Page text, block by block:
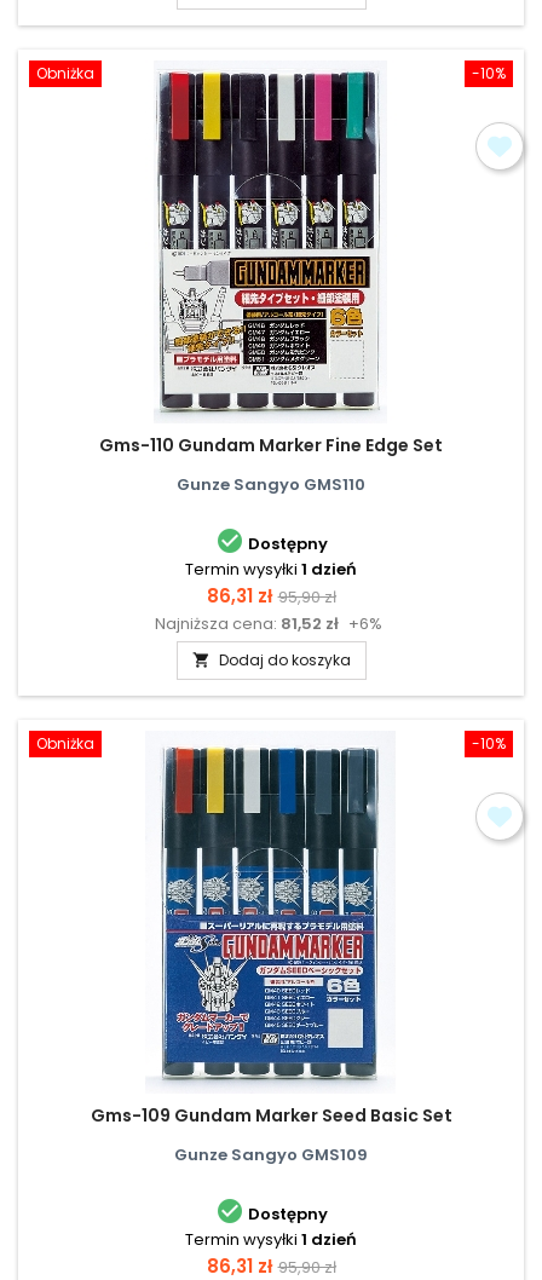
-10%
Obniżka
Gms-110 Gundam Marker Fine Edge Set
Gunze Sangyo GMS110
 Dostępny
Termin wysyłki 1 dzień
Cena
86,31 zł Cena
podstawowa
95,90 zł
Najniższa cena: 81,52 zł +6%
 Dodaj do koszyka
-10%
Obniżka
Gms-109 Gundam Marker Seed Basic Set
Gunze Sangyo GMS109
 Dostępny
Termin wysyłki 1 dzień
Cena
86,31 zł Cena
95,90 zł